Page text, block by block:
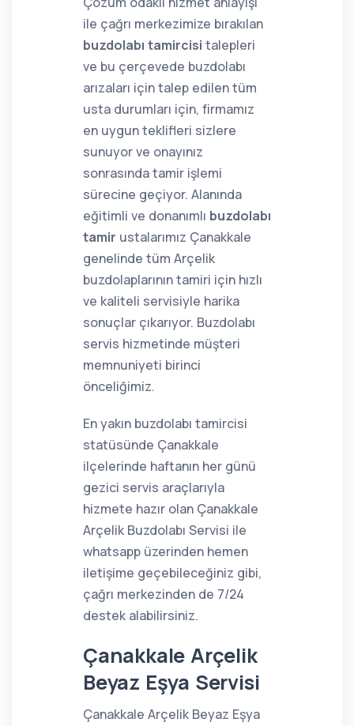
ile çağrı merkezimize bırakılan
buzdolabı tamircisi talepleri
ve bu çerçevede buzdolabı
arızaları için talep edilen tüm
usta durumları için, firmamız
en uygun teklifleri sizlere
sunuyor ve onayınız
sonrasında tamir işlemi
sürecine geçiyor. Alanında
eğitimli ve donanımlı buzdolabı
tamir ustalarımız Çanakkale
genelinde tüm Arçelik
buzdolaplarının tamiri için hızlı
ve kaliteli servisiyle harika
sonuçlar çıkarıyor. Buzdolabı
servis hizmetinde müşteri
memnuniyeti birinci
önceliğimiz.
En yakın buzdolabı tamircisi
statüsünde Çanakkale
ilçelerinde haftanın her günü
gezici servis araçlarıyla
hizmete hazır olan Çanakkale
Arçelik Buzdolabı Servisi ile
whatsapp üzerinden hemen
iletişime geçebileceğiniz gibi,
çağrı merkezinden de 7/24
destek alabilirsiniz.
Çanakkale Arçelik
Beyaz Eşya Servisi
Çanakkale Arçelik Beyaz Eşya